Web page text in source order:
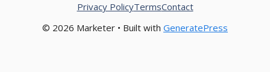
© 2026 Marketer • Built with GeneratePress
Privacy PolicyTermsContact